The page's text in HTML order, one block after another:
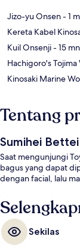
Jizo-yu Onsen- 1
Kereta Kabel
Kuil Onsenji- 15
Hachigoro's Tojima
Kinosaki Marine
Tentang
Sumihei
Saat mengunjungi
bagus yang dapat
dengan facial, lalu
Sekilas